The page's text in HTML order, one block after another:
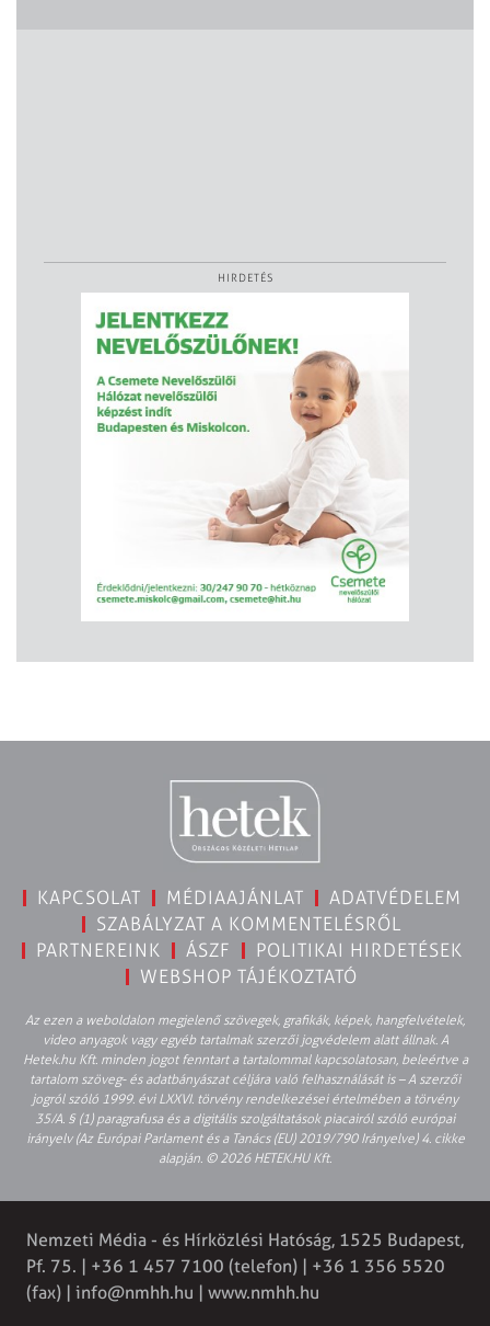
HIRDETÉS
KAPCSOLAT MÉDIAAJÁNLAT
ADATVÉDELEM
SZABÁLYZAT A KOMMENTELÉSRŐL
PARTNEREINK
ÁSZF
POLITIKAI HIRDETÉSEK
WEBSHOP TÁJÉKOZTATÓ
Az ezen a weboldalon megjelenő szövegek, grafikák, képek, hangfelvételek,
video anyagok vagy egyéb tartalmak szerzői jogvédelem alatt állnak. A
Hetek.hu Kft. minden jogot fenntart a tartalommal kapcsolatosan, beleértve a
tartalom szöveg- és adatbányászat céljára való felhasználását is – A szerzői
jogról szóló 1999. évi LXXVI. törvény rendelkezései értelmében a törvény
35/A. § (1) paragrafusa és a digitális szolgáltatások piacairól szóló európai
irányelv (Az Európai Parlament és a Tanács (EU) 2019/790 Irányelve) 4. cikke
alapján. © 2026 HETEK.HU Kft.
Nemzeti Média - és Hírközlési Hatóság, 1525 Budapest,
Pf. 75. | +36 1 457 7100 (telefon) | +36 1 356 5520
(fax) | info@nmhh.hu | www.nmhh.hu